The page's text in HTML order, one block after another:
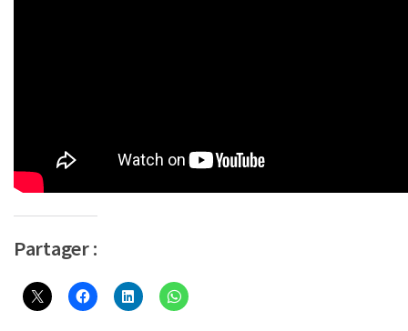
Partager :